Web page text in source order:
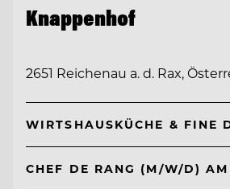
Knappenhof
2651 Reichenau a. d. Rax,
WIRTSHAUSKÜCHE & FINE
CHEF DE RANG (M/W/D)